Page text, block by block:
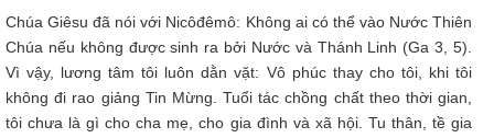
Chúa Giêsu đã nói với Nicôđêmô: Không ai có thể vào Nước Thiên
Chúa nếu không được sinh ra bởi Nước và Thánh Linh (Ga 3, 5).
Vì vậy, lương tâm tôi luôn dằn vặt: Vô phúc thay cho tôi, khi tôi
không đi rao giảng Tin Mừng. Tuổi tác chồng chất theo thời gian,
tôi chưa là gì cho cha mẹ, cho gia đình và xã hội. Tu thân, tề gia